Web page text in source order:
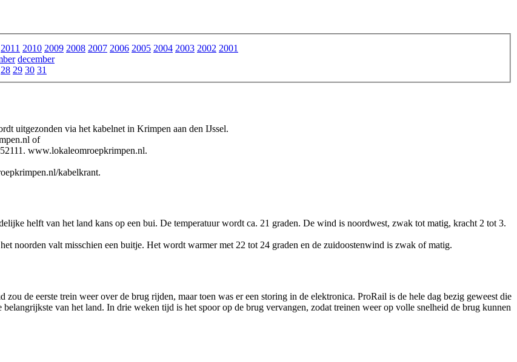
2011 2010 2009 2008 2007 2006 2005 2004 2003 2002 2001
december
28 29 30 31
uitgezonden via het kabelnet in Krimpen aan den IJssel.
of
www.lokaleomroepkrimpen.nl.
kabelkrant.
helft van het land kans op een bui. De temperatuur wordt ca. 21 graden. De wind is noordwest, zwak tot matig, kracht 2 tot 3.
noorden valt misschien een buitje. Het wordt warmer met 22 tot 24 graden en de zuidoostenwind is zwak of matig.
de eerste trein weer over de brug rijden, maar toen was er een storing in de elektronica. ProRail is de hele dag bezig geweest die
van het land. In drie weken tijd is het spoor op de brug vervangen, zodat treinen weer op volle snelheid de brug kunnen